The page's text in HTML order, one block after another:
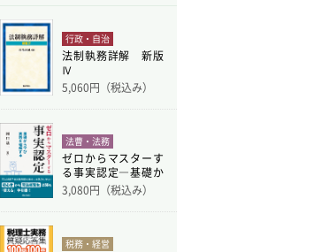
行政・自治
法制執務詳解 新版
Ⅳ
5,060円（税込み）
法曹・法務
ゼロからマスターす
る事実認定―基礎か
ら学
3,080円（税込み）
税務・経営